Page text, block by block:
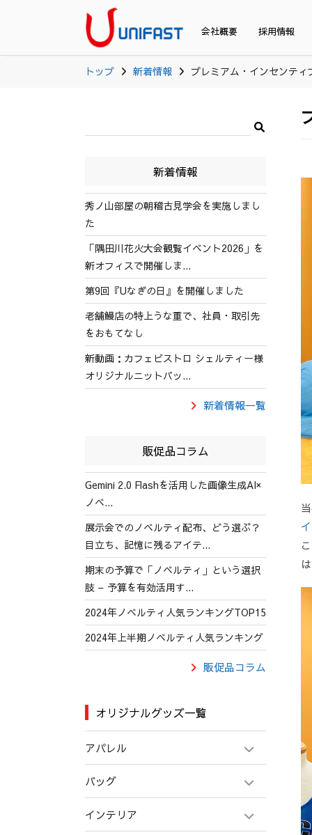
会社概要 採用情報
トップ 新着情報 プレミアム・インセンティ
新着情報
秀ノ山部屋の朝稽古見学会を実施しまし
た
「隅田川花火大会観覧イベント2026」を
新オフィスで開催しま...
第9回『Uなぎの日』を開催しました
老舗鰻店の特上うな重で、社員・取引先
をおもてなし
新動画：カフェビストロ シェルティー様
オリジナルニットバッ...
新着情報一覧
販促品コラム
Gemini 2.0 Flashを活用した画像生成AI×
ノベ...
展示会でのノベルティ配布、どう選ぶ？
目立ち、記憶に残るアイテ...
期末の予算で「ノベルティ」という選択
肢 – 予算を有効活用す...
2024年ノベルティ人気ランキングTOP15
2024年上半期ノベルティ人気ランキング
販促品コラム
オリジナルグッズ一覧
アパレル
バッグ
インテリア